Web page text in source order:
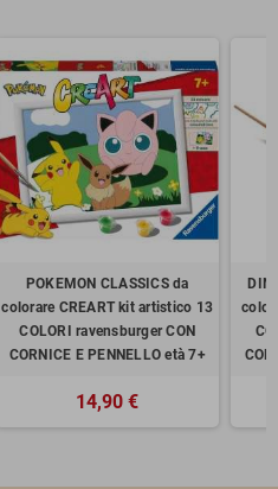
POKEMON CLASSICS da
colorare CREART kit artistico 13
COLORI ravensburger CON
CORNICE E PENNELLO età 7+
14,90 €